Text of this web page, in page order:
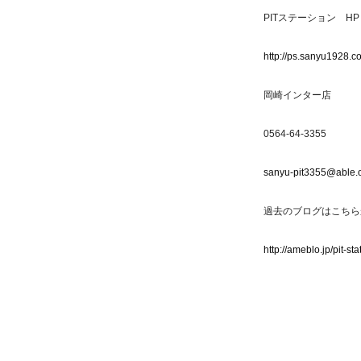
PITステーション HP
http://
岡崎インター店
0564-64-3355
sanyu-
過去のブログはこちら
http://ameblo.jp/pit-